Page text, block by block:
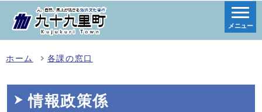
メニュー
ホーム 各課の窓口
情報政策係